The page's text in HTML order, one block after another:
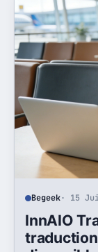
Begeek· 15
InnAIO